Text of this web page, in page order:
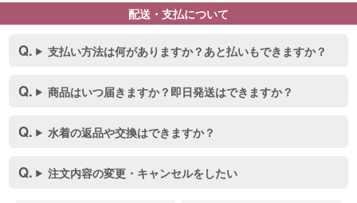
配送・支払について
支払い方法は何がありますか？あと払いもできますか？
商品はいつ届きますか？即日発送はできますか？
水着の返品や交換はできますか？
注文内容の変更・キャンセルをしたい